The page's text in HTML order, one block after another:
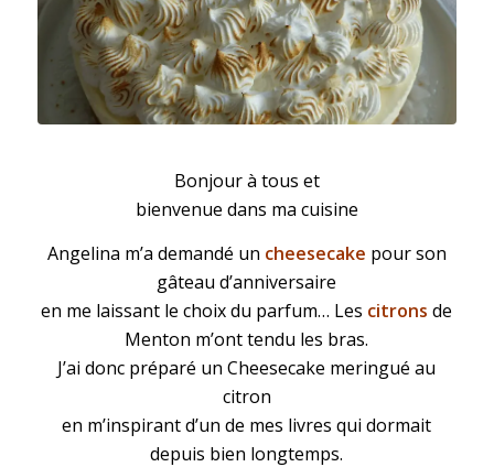
Bonjour à tous et
bienvenue dans ma cuisine
Angelina m’a demandé un cheesecake pour son
gâteau d’anniversaire
en me laissant le choix du parfum… Les citrons de
Menton m’ont tendu les bras.
J’ai donc préparé unCheesecake meringué au
citron
en m’inspirant d’un de mes livres qui dormait
depuis bien longtemps.